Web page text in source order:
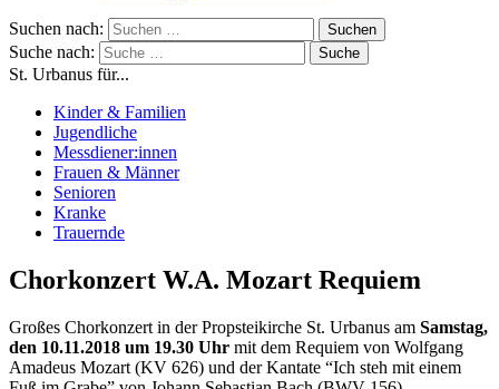
Suchen nach:
Suche nach:
St. Urbanus für...
Kinder & Familien
Jugendliche
Messdiener:innen
Frauen & Männer
Senioren
Kranke
Trauernde
Chorkonzert W.A. Mozart Requiem
Großes Chorkonzert in der Propsteikirche St. Urbanus am Samstag,
den 10.11.2018 um 19.30 Uhr mit dem Requiem von Wolfgang
Amadeus Mozart (KV 626) und der Kantate “Ich steh mit einem